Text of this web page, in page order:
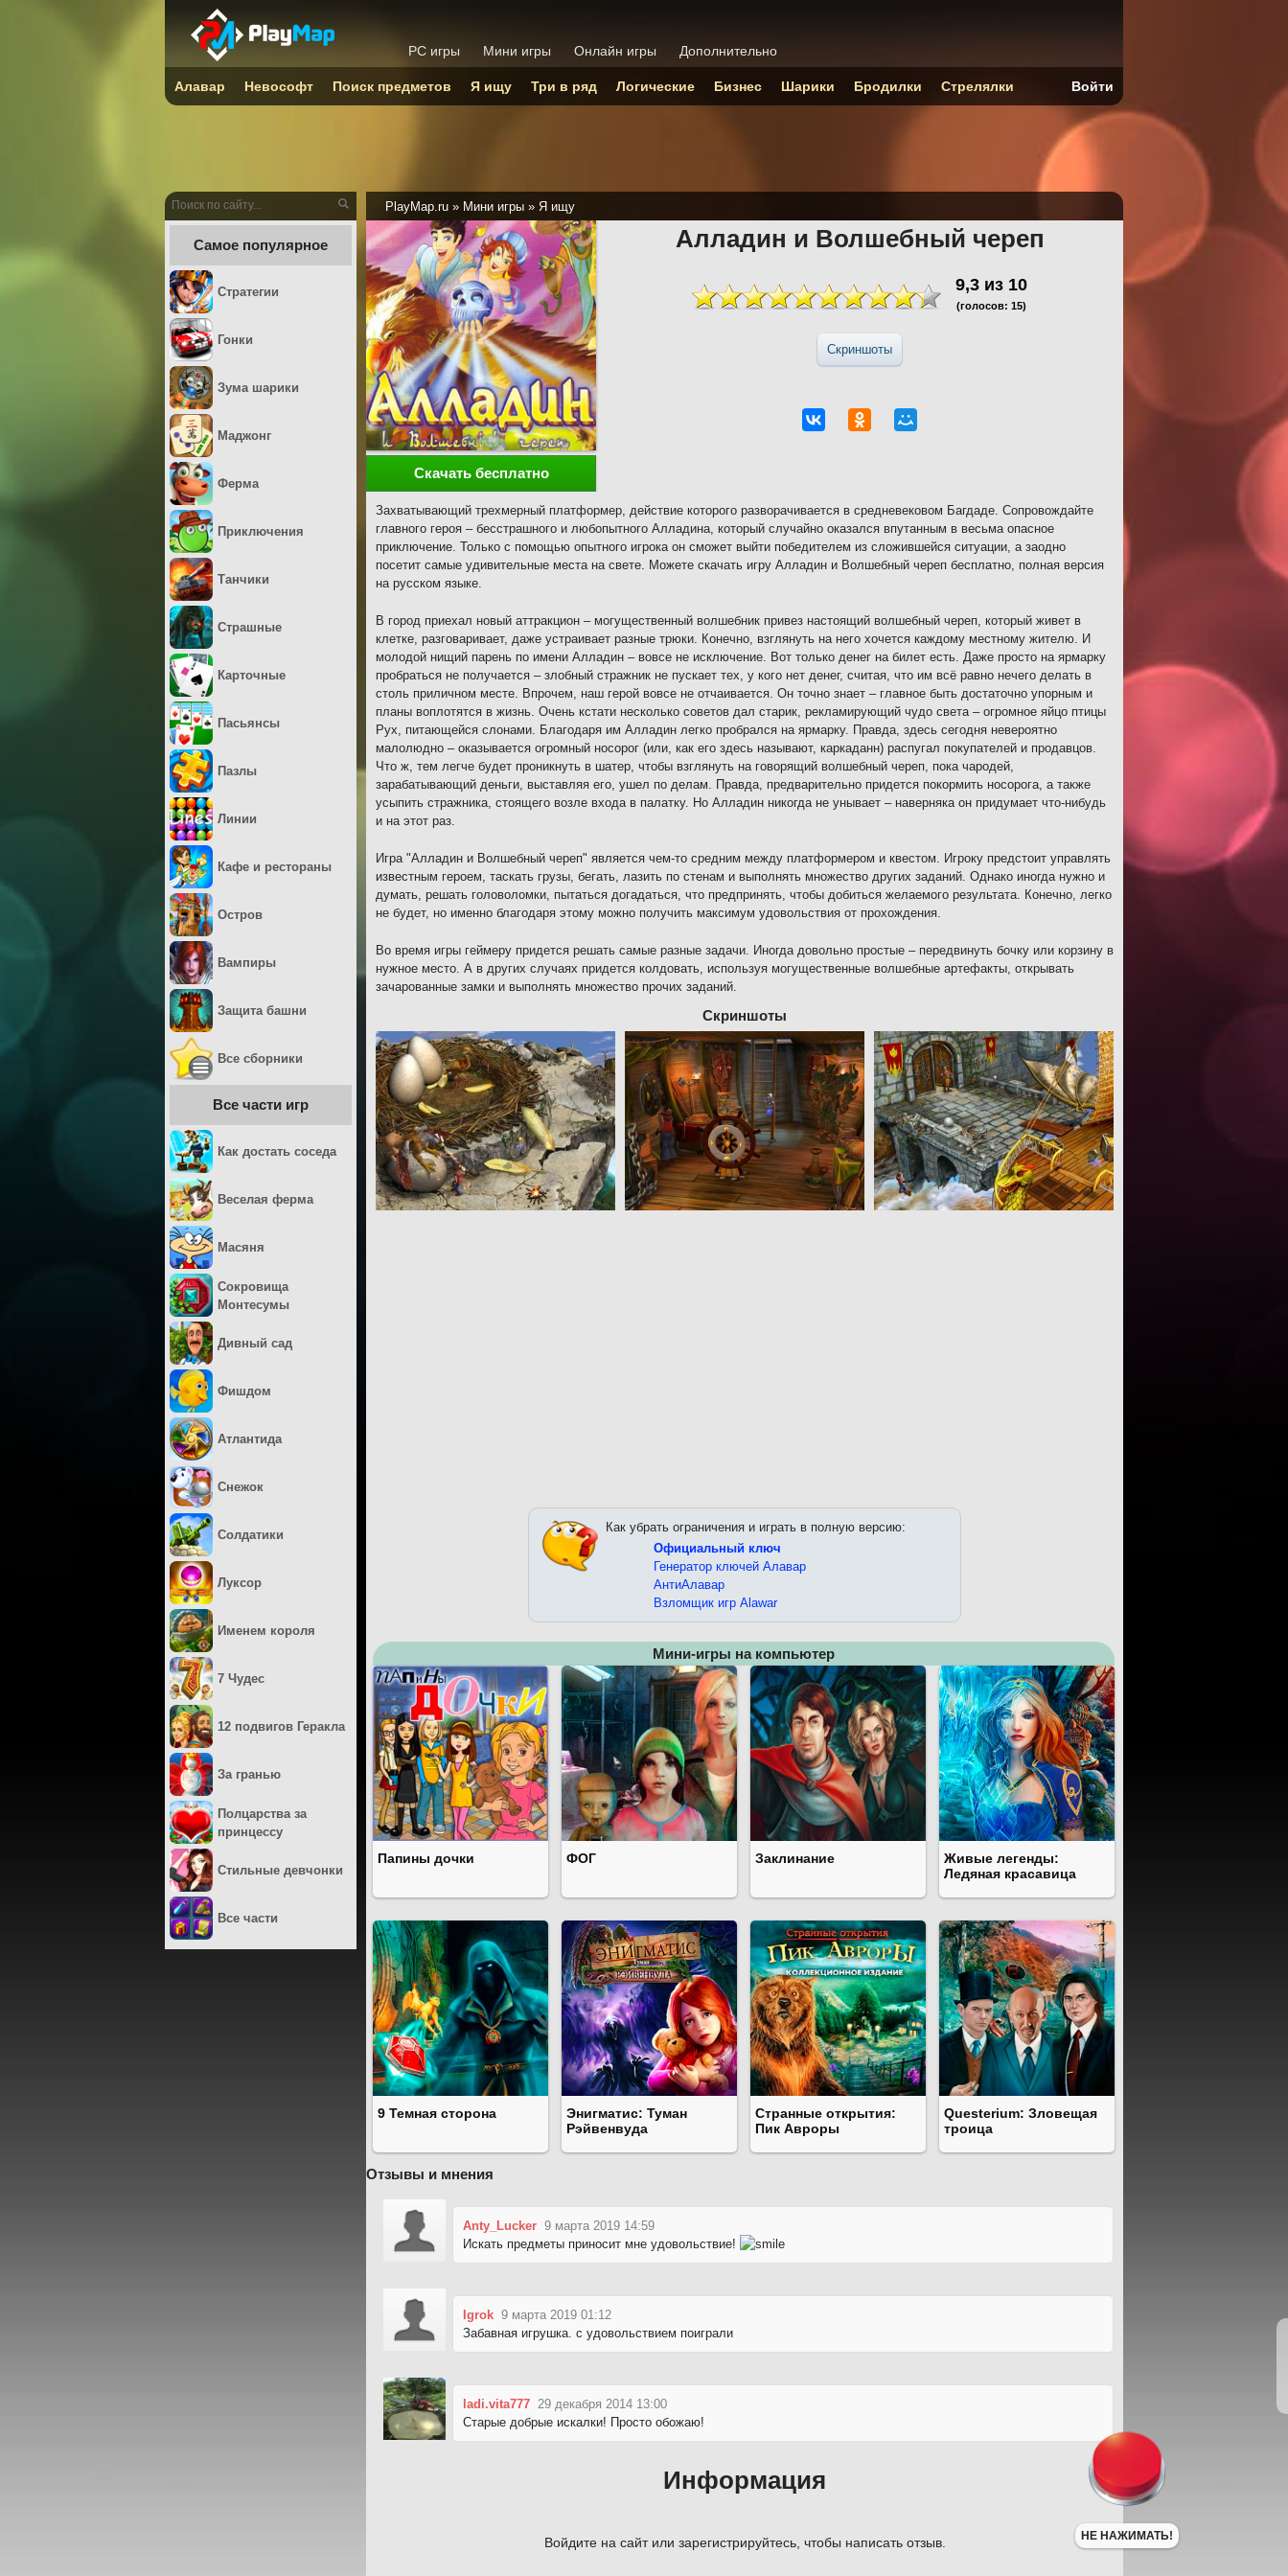
PlayMap.ru » Мини игры » Я ищу
Алладин и Волшебный череп
9,3 из 10
(голосов: 15)
Скриншоты
Скачать бесплатно
Захватывающий трехмерный платформер, действие которого разворачивается в средневековом Багдаде. Сопровождайте
главного героя – бесстрашного и любопытного Алладина, который случайно оказался впутанным в весьма опасное
приключение. Только с помощью опытного игрока он сможет выйти победителем из сложившейся ситуации, а заодно
посетит самые удивительные места на свете. Можете скачать игру Алладин и Волшебный череп бесплатно, полная версия
на русском языке.
В город приехал новый аттракцион – могущественный волшебник привез настоящий волшебный череп, который живет в
клетке, разговаривает, даже устраивает разные трюки. Конечно, взглянуть на него хочется каждому местному жителю. И
молодой нищий парень по имени Алладин – вовсе не исключение. Вот только денег на билет есть. Даже просто на ярмарку
пробраться не получается – злобный стражник не пускает тех, у кого нет денег, считая, что им всё равно нечего делать в
столь приличном месте. Впрочем, наш герой вовсе не отчаивается. Он точно знает – главное быть достаточно упорным и
планы воплотятся в жизнь. Очень кстати несколько советов дал старик, рекламирующий чудо света – огромное яйцо птицы
Рух, питающейся слонами. Благодаря им Алладин легко пробрался на ярмарку. Правда, здесь сегодня невероятно
малолюдно – оказывается огромный носорог (или, как его здесь называют, каркаданн) распугал покупателей и продавцов.
Что ж, тем легче будет проникнуть в шатер, чтобы взглянуть на говорящий волшебный череп, пока чародей,
зарабатывающий деньги, выставляя его, ушел по делам. Правда, предварительно придется покормить носорога, а также
усыпить стражника, стоящего возле входа в палатку. Но Алладин никогда не унывает – наверняка он придумает что-нибудь
и на этот раз.
Игра "Алладин и Волшебный череп" является чем-то средним между платформером и квестом. Игроку предстоит управлять
известным героем, таскать грузы, бегать, лазить по стенам и выполнять множество других заданий. Однако иногда нужно и
думать, решать головоломки, пытаться догадаться, что предпринять, чтобы добиться желаемого результата. Конечно, легко
не будет, но именно благодаря этому можно получить максимум удовольствия от прохождения.
Во время игры геймеру придется решать самые разные задачи. Иногда довольно простые – передвинуть бочку или корзину в
нужное место. А в других случаях придется колдовать, используя могущественные волшебные артефакты, открывать
зачарованные замки и выполнять множество прочих заданий.
Скриншоты
Как убрать ограничения и играть в полную версию:
Официальный ключ
Генератор ключей Алавар
АнтиАлавар
Взломщик игр Alawar
Мини-игры на компьютер
Папины дочки ФОГ Заклинание
Живые легенды:
Ледяная красавица
9 Темная сторона
Энигматис: Туман
Рэйвенвуда
Странные открытия:
Пик Авроры
Questerium: Зловещая
троица
Отзывы и мнения
Anty_Lucker 9 марта 2019 14:59
Искать предметы приносит мне удовольствие!
Igrok 9 марта 2019 01:12
Забавная игрушка. с удовольствием поиграли
ladi.vita777 29 декабря 2014 13:00
Старые добрые искалки! Просто обожаю!
Информация
Войдите на сайт или зарегистрируйтесь, чтобы написать отзыв.
Самое популярное
Стратегии
Гонки
Зума шарики
Маджонг
Ферма
Приключения
Танчики
Страшные
Карточные
Пасьянсы
Пазлы
Линии
Кафе и рестораны
Остров
Вампиры
Защита башни
Все сборники
Все части игр
Как достать соседа
Веселая ферма
Масяня
Сокровища
Монтесумы
Дивный сад
Фишдом
Атлантида
Снежок
Солдатики
Луксор
Именем короля
7 Чудес
12 подвигов Геракла
За гранью
Полцарства за
принцессу
Стильные девчонки
Все части
PC игры Мини игры Онлайн игры Дополнительно
Алавар Невософт Поиск предметов Я ищу Три в ряд Логические Бизнес Шарики Бродилки Стрелялки Войти
НЕ НАЖИМАТЬ!